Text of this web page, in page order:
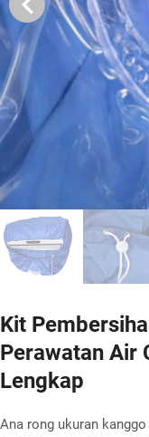
Kit
Perawatan Air
Lengkap
Ana rong ukuran